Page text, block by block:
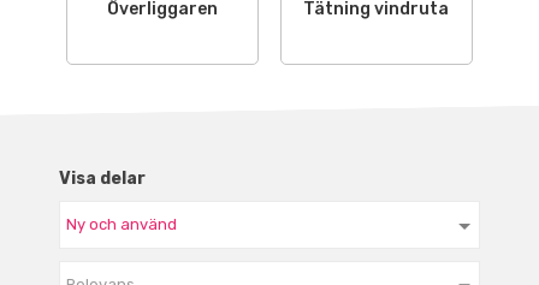
Överliggaren Tätning vindruta
Visa delar